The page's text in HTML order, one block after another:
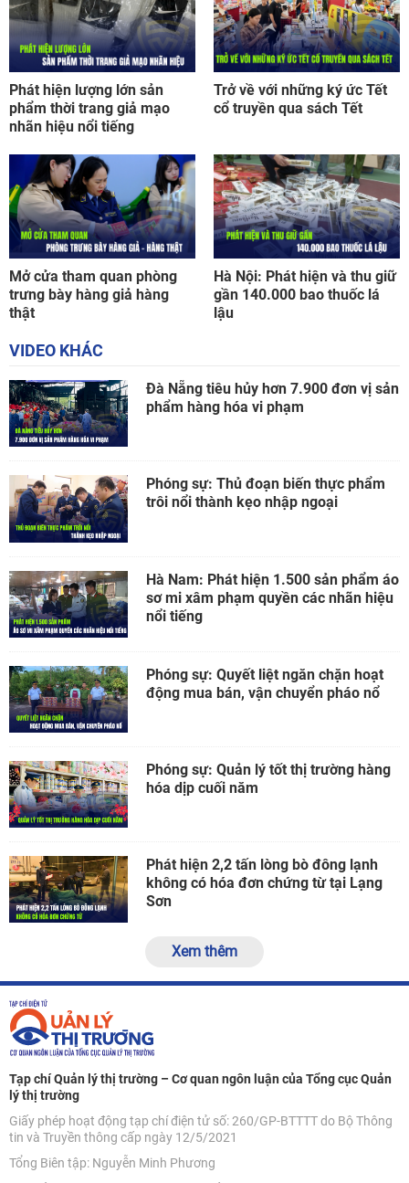
Phát hiện lượng lớn sản
phẩm thời trang giả mạo
nhãn hiệu nổi tiếng
Trở về với những ký ức Tết
cổ truyền qua sách Tết
Mở cửa tham quan phòng
trưng bày hàng giả hàng
thật
Hà Nội: Phát hiện và thu giữ
gần 140.000 bao thuốc lá
lậu
VIDEO KHÁC
Đà Nẵng tiêu hủy hơn 7.900 đơn vị sản
phẩm hàng hóa vi phạm
Phóng sự: Thủ đoạn biến thực phẩm
trôi nổi thành kẹo nhập ngoại
Hà Nam: Phát hiện 1.500 sản phẩm áo
sơ mi xâm phạm quyền các nhãn hiệu
nổi tiếng
Phóng sự: Quyết liệt ngăn chặn hoạt
động mua bán, vận chuyển pháo nổ
Phóng sự: Quản lý tốt thị trường hàng
hóa dịp cuối năm
Phát hiện 2,2 tấn lòng bò đông lạnh
không có hóa đơn chứng từ tại Lạng
Sơn
Xem thêm
Tạp chí Quản lý thị trường – Cơ quan ngôn luận của Tổng cục Quản
lý thị trường
Giấy phép hoạt động tạp chí điện tử số: 260/GP-BTTTT do Bộ Thông
tin và Truyền thông cấp ngày 12/5/2021
Tổng Biên tập: Nguyễn Minh Phương